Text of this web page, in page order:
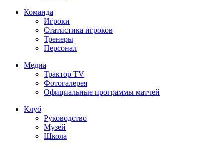
Команда
Игроки
Статистика игроков
Тренеры
Персонал
Медиа
Трактор TV
Фотогалерея
Официальные программы матчей
Клуб
Руководство
Музей
Школа